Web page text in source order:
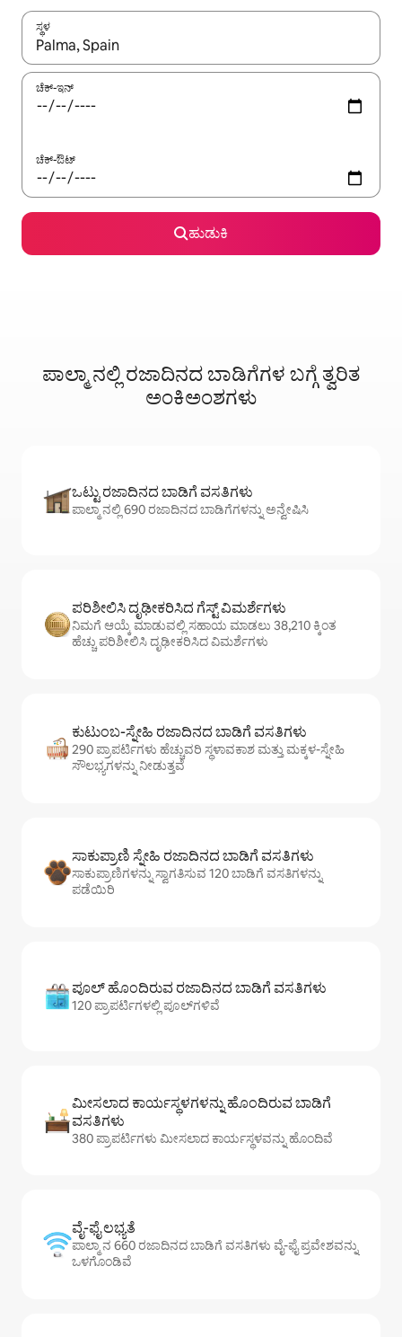
ಸ್ಥಳ
ಫಲಿತಾಂಶಗಳು ಲಭ್ಯವಿರುವಾಗ, ಅಪ್ ಮತ್ತು ಡೌನ್ ಬಾಣದ ಕೀಲಿಗಳೊಂದಿಗೆ
ಚೆಕ್-ಇನ್
ಚೆಕ್-ಔಟ್
ಹುಡುಕಿ
ಪಾಲ್ಮಾ ನಲ್ಲಿ ರಜಾದಿನದ ಬಾಡಿಗೆಗಳ ಬಗ್ಗೆ ತ್ವರಿತ
ಅಂಕಿಅಂಶಗಳು
ಒಟ್ಟು ರಜಾದಿನದ ಬಾಡಿಗೆ ವಸತಿಗಳು
ಪಾಲ್ಮಾ ನಲ್ಲಿ 690 ರಜಾದಿನದ ಬಾಡಿಗೆಗಳನ್ನು ಅನ್ವೇಷಿಸಿ
ಪರಿಶೀಲಿಸಿ ದೃಢೀಕರಿಸಿದ ಗೆಸ್ಟ್ ವಿಮರ್ಶೆಗಳು
ನಿಮಗೆ ಆಯ್ಕೆ ಮಾಡುವಲ್ಲಿ ಸಹಾಯ ಮಾಡಲು 38,210 ಕ್ಕಿಂತ
ಹೆಚ್ಚು ಪರಿಶೀಲಿಸಿ ದೃಢೀಕರಿಸಿದ ವಿಮರ್ಶೆಗಳು
ಕುಟುಂಬ-ಸ್ನೇಹಿ ರಜಾದಿನದ ಬಾಡಿಗೆ ವಸತಿಗಳು
290 ಪ್ರಾಪರ್ಟಿಗಳು ಹೆಚ್ಚುವರಿ ಸ್ಥಳಾವಕಾಶ ಮತ್ತು ಮಕ್ಕಳ-ಸ್ನೇಹಿ
ಸೌಲಭ್ಯಗಳನ್ನು ನೀಡುತ್ತವೆ
ಸಾಕುಪ್ರಾಣಿ ಸ್ನೇಹಿ ರಜಾದಿನದ ಬಾಡಿಗೆ ವಸತಿಗಳು
ಸಾಕುಪ್ರಾಣಿಗಳನ್ನು ಸ್ವಾಗತಿಸುವ 120 ಬಾಡಿಗೆ ವಸತಿಗಳನ್ನು
ಪಡೆಯಿರಿ
ಪೂಲ್ ಹೊಂದಿರುವ ರಜಾದಿನದ ಬಾಡಿಗೆ ವಸತಿಗಳು
120 ಪ್ರಾಪರ್ಟಿಗಳಲ್ಲಿ ಪೂಲ್‌‌‌‌‌‌‌‌‌ಗಳಿವೆ
ಮೀಸಲಾದ ಕಾರ್ಯಸ್ಥಳಗಳನ್ನು ಹೊಂದಿರುವ ಬಾಡಿಗೆ
ವಸತಿಗಳು
380 ಪ್ರಾಪರ್ಟಿಗಳು ಮೀಸಲಾದ ಕಾರ್ಯಸ್ಥಳವನ್ನು ಹೊಂದಿವೆ
ವೈ-ಫೈ ಲಭ್ಯತೆ
ಪಾಲ್ಮಾ ನ 660 ರಜಾದಿನದ ಬಾಡಿಗೆ ವಸತಿಗಳು ವೈ-ಫೈ ಪ್ರವೇಶವನ್ನು
ಒಳಗೊಂಡಿವೆ